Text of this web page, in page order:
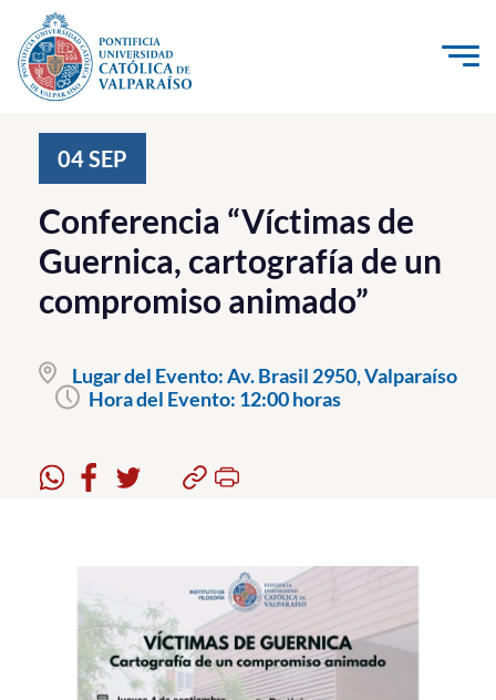
Click acá para ir directamente al contenido
Investigación, Creación e Innovación
PUCV Internacional
Vinculación con el Medio
Pregrado
Formación Continua
Académicos
Funcionarios
04SEP
Conferencia “Víctimas de
Guernica, cartografía de un
compromiso animado”
Lugar del Evento:Av. Brasil 2950, Valparaíso
Hora del Evento: 12:00 horas